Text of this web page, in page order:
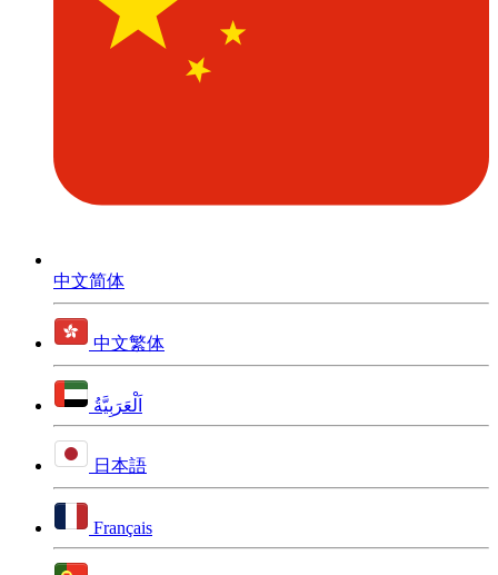
中文简体
中文繁体
اَلْعَرَبِيَّةُ
日本語
Français